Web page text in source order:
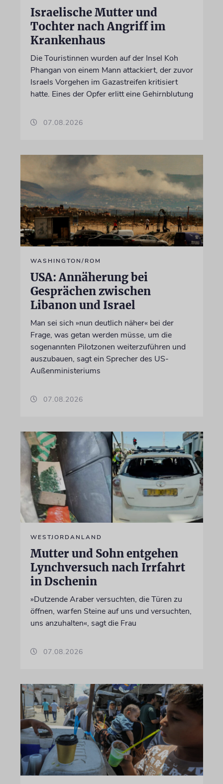
Israelische Mutter und
Tochter nach Angriff im
Krankenhaus
Die Touristinnen wurden auf der Insel Koh
Phangan von einem Mann attackiert, der zuvor
Israels Vorgehen im Gazastreifen kritisiert
hatte. Eines der Opfer erlitt eine Gehirnblutung
07.08.2026
WASHINGTON/ROM
USA: Annäherung bei
Gesprächen zwischen
Libanon und Israel
Man sei sich »nun deutlich näher« bei der
Frage, was getan werden müsse, um die
sogenannten Pilotzonen weiterzuführen und
auszubauen, sagt ein Sprecher des US-
Außenministeriums
07.08.2026
WESTJORDANLAND
Mutter und Sohn entgehen
Lynchversuch nach Irrfahrt
in Dschenin
»Dutzende Araber versuchten, die Türen zu
öffnen, warfen Steine auf uns und versuchten,
uns anzuhalten«, sagt die Frau
07.08.2026